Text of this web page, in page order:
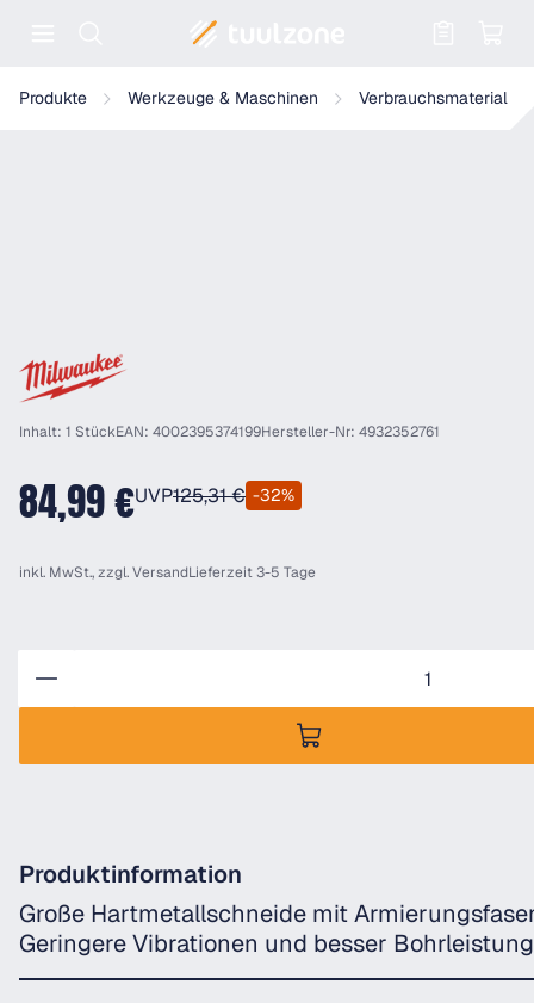
Produkte Werkzeuge & Maschinen Verbrauchsmaterial
Milwaukee - SDS MAX HAMMERBOHRER 18x540 - 1ST -
Inhalt: 1 StückEAN: 4002395374199Hersteller-Nr: 4932352761
84,99 €UVP125,31 € -32%
inkl. MwSt., zzgl.VersandLieferzeit 3-5 Tage
Produktinformation
Große Hartmetallschneide mit
Geringere Vibrationen und besser